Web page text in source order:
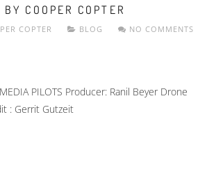
COOPER COPTER
COPTER BLOG NO COMMENTS
PILOTS Producer: Ranil Beyer Drone
: Gerrit Gutzeit